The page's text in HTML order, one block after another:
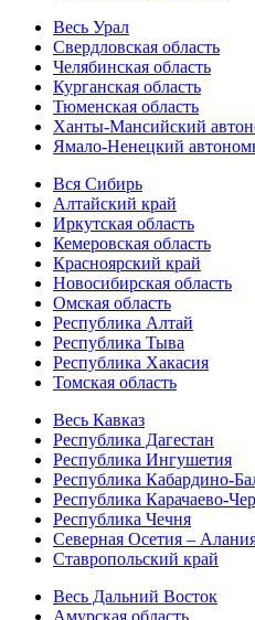
Весь Урал
Свердловская область
Челябинская область
Курганская область
Тюменская область
Ханты-Мансийский
Ямало-Ненецкий
Вся Сибирь
Алтайский край
Иркутская область
Кемеровская область
Красноярский край
Новосибирская область
Омская область
Республика Алтай
Республика Тыва
Республика Хакасия
Томская область
Весь Кавказ
Республика Дагестан
Республика Ингушетия
Республика Кабардино-
Республика Карачаево-
Республика Чечня
Северная Осетия –
Ставропольский край
Весь Дальний Восток
Амурская область